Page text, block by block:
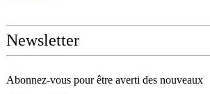
Newsletter
Abonnez-vous pour être averti des nouveaux